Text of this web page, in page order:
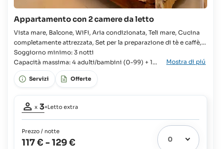
Appartamento con 2 camere da letto
Vista mare, Balcone, WiFi, Aria condizionata, Teli mare, Cucina
completamente attrezzata, Set per la preparazione di tè e caffè,
Pacchetto di benvenuto fornito all'arrivo, Lavatrice, Doccia
Appartamento, Famiglie, Gruppi, 2x Camera, 2x Letto singolo,
Letto queen, Culla disponibile, 2x Bagno in camera,
Asciugacapelli, Frigorifero con congelatore,
Soggiorno minimo: 3 notti
Capacità massima: 4 adulti/bambini (0-99) + 1
neonato (0-2)
Mostra di piú
Servizi Offerte
Partecipanti
Letto
extra
1
x 3+Letto extra
Prezzo / notte
117 €-129 €